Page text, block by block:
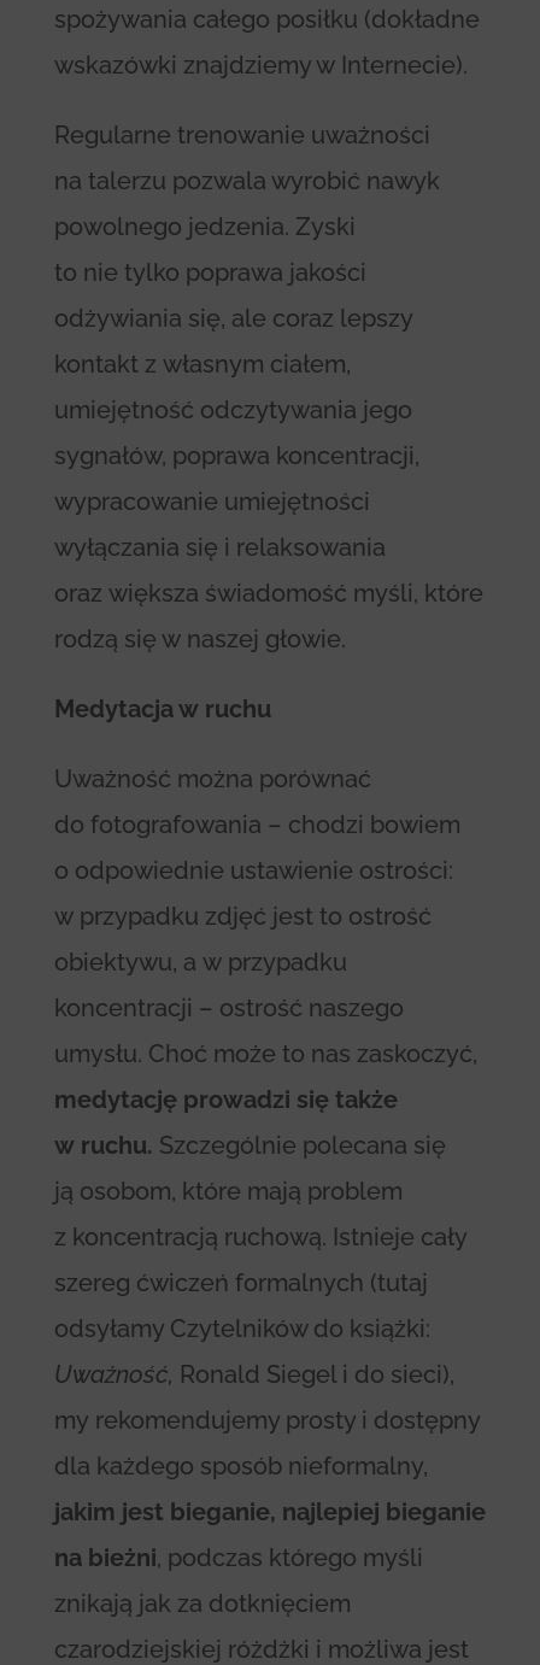
spożywania całego posiłku (dokładne
wskazówki znajdziemy w Internecie).
Regularne trenowanie uważności
na talerzu pozwala wyrobić nawyk
powolnego jedzenia. Zyski
to nie tylko poprawa jakości
odżywiania się, ale coraz lepszy
kontakt z własnym ciałem,
umiejętność odczytywania jego
sygnałów, poprawa koncentracji,
wypracowanie umiejętności
wyłączania się i relaksowania
oraz większa świadomość myśli, które
rodzą się w naszej głowie.
Medytacja w ruchu
Uważność można porównać
do fotografowania – chodzi bowiem
o odpowiednie ustawienie ostrości:
w przypadku zdjęć jest to ostrość
obiektywu, a w przypadku
koncentracji – ostrość naszego
umysłu. Choć może to nas zaskoczyć,
medytację prowadzi się także
w ruchu. Szczególnie polecana się
ją osobom, które mają problem
z koncentracją ruchową. Istnieje cały
szereg ćwiczeń formalnych (tutaj
odsyłamy Czytelników do książki:
Uważność, Ronald Siegel i do sieci),
my rekomendujemy prosty i dostępny
dla każdego sposób nieformalny,
jakim jest bieganie, najlepiej bieganie
na bieżni, podczas którego myśli
znikają jak za dotknięciem
czarodziejskiej różdżki i możliwa jest